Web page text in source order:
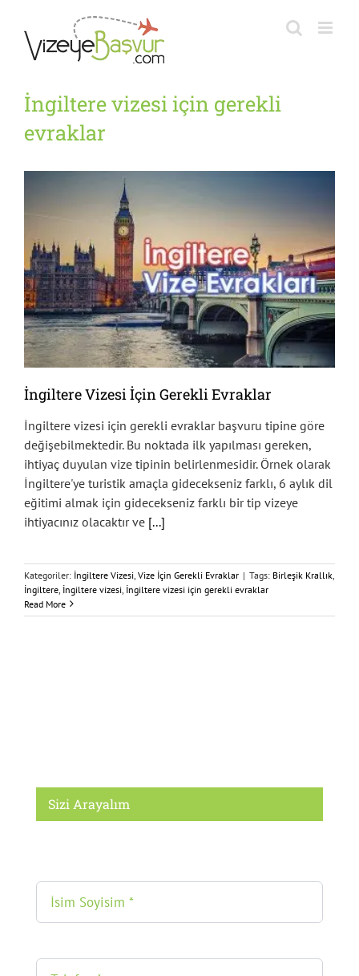
content
İngiltere vizesi için gerekli
evraklar
İngiltere Vizesi İçin Gerekli Evraklar
İngiltere vizesi için gerekli evraklar başvuru tipine göre
değişebilmektedir. Bu noktada ilk yapılması gereken,
ihtiyaç duyulan vize tipinin belirlenmesidir. Örnek olarak
İngiltere'ye turistik amaçla gidecekseniz farklı, 6 aylık dil
eğitimi almak için gidecekseniz farklı bir tip vizeye
ihtiyacınız olacaktır ve [...]
Kategoriler: İngiltere Vizesi Vize İçin Gerekli Evraklar | Tags: Birleşik Krallık
İngiltere İngiltere vizesi İngiltere vizesi için gerekli evraklar
Read More
Sizi Arayalım